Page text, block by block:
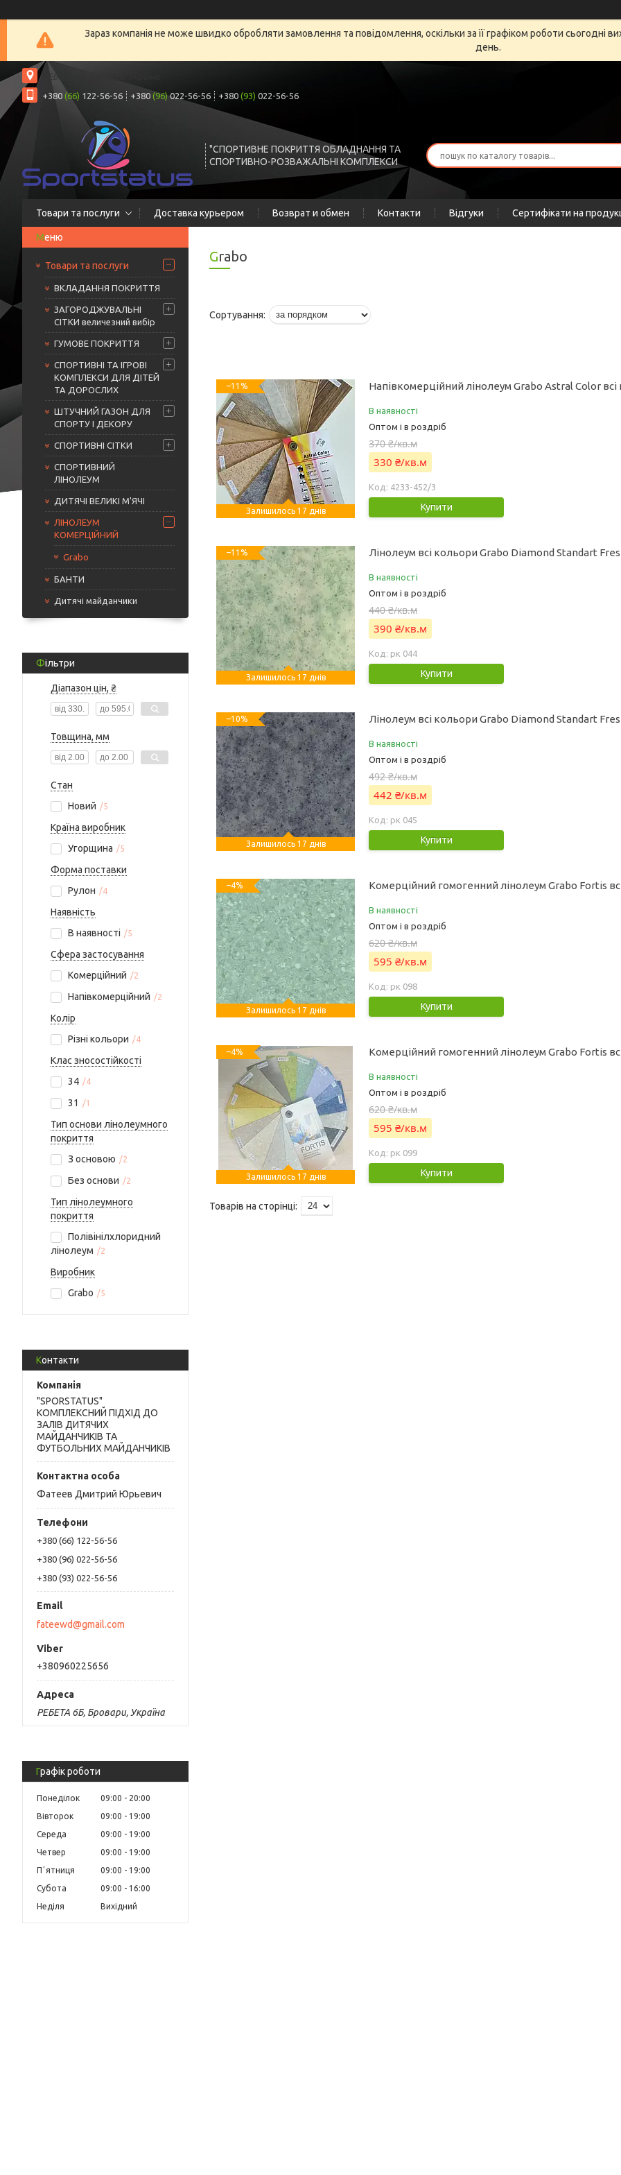
Зараз компанія не може швидко обробляти замовлення та повідомлення, оскільки за її графіком роботи сьогодні
день.
РЕБЕТА 6Б, Бровари, Україна
+380 (66) 122-56-56 +380 (96)022-56-56 +380 (93) 022-56-56
"СПОРТИВНЕ ПОКРИТТЯ ОБЛАДНАННЯ ТА
СПОРТИВНО-РОЗВАЖАЛЬНІ КОМПЛЕКСИ
Товари та послуги Доставка курьером Возврат и обмен Контакти Відгуки Сертифікати на
Товари та послуги
ВКЛАДАННЯ ПОКРИТТЯ
ЗАГОРОДЖУВАЛЬНІ
СІТКИ величезний вибір
ГУМОВЕ ПОКРИТТЯ
СПОРТИВНІ ТА ІГРОВІ
КОМПЛЕКСИ ДЛЯ ДІТЕЙ
ТА ДОРОСЛИХ
ШТУЧНИЙ ГАЗОН ДЛЯ
СПОРТУ І ДЕКОРУ
СПОРТИВНІ СІТКИ
СПОРТИВНИЙ
ЛІНОЛЕУМ
ДИТЯЧІ ВЕЛИКІ М'ЯЧІ
ЛІНОЛЕУМ
КОМЕРЦІЙНИЙ
Grabo
БАНТИ
Дитячі майданчики
Фільтри
Діапазон цін, ₴
Товщина, мм
Стан
Новий
5
Країна виробник
Угорщина
5
Форма поставки
Рулон
4
Наявність
В наявності
5
Сфера застосування
Комерційний
2
Напівкомерційний 2
Колір
Різні кольори
4
Клас зносостійкості
34
4
31 1
Тип основи лінолеумного
покриття
З основою
2
Без основи 2
Тип лінолеумного
покриття
Полівінілхлоридний
лінолеум
2
Виробник
Grabo
5
Контакти
"SPORSTATUS"
КОМПЛЕКСНИЙ ПІДХІД ДО
ЗАЛІВ ДИТЯЧИХ
МАЙДАНЧИКІВ ТА
ФУТБОЛЬНИХ МАЙДАНЧИКІВ
Фатеев Дмитрий Юрьевич
+380 (66) 122-56-56
+380 (96) 022-56-56
+380 (93) 022-56-56
fateewd@gmail.com
+380960225656
РЕБЕТА 6Б, Бровари, Україна
Графік роботи
Понеділок 09:00
20:00
Вівторок
09:00
19:00
Середа
09:00
19:00
Четвер
09:00
19:00
Пʼятниця
09:00
19:00
Субота
09:00
16:00
Неділя
Вихідний
Grabo
–11%
Залишилось 17 днів
Напівкомерційний лінолеум Grabo Astral Color
В наявності
Оптом і в роздріб
370 ₴/кв.м
330 ₴/кв.м
4233-452/3
Купити
–11%
Залишилось 17 днів
Лінолеум всі кольори Grabo Diamond Standart
В наявності
Оптом і в роздріб
440 ₴/кв.м
390 ₴/кв.м
рк 044
Купити
–10%
Залишилось 17 днів
Лінолеум всі кольори Grabo Diamond Standart
В наявності
Оптом і в роздріб
492 ₴/кв.м
442 ₴/кв.м
рк 045
Купити
–4%
Залишилось 17 днів
Комерційний гомогенний лінолеум Grabo Fortis
В наявності
Оптом і в роздріб
620 ₴/кв.м
595 ₴/кв.м
рк 098
Купити
–4%
Залишилось 17 днів
Комерційний гомогенний лінолеум Grabo Fortis
В наявності
Оптом і в роздріб
620 ₴/кв.м
595 ₴/кв.м
рк 099
Купити